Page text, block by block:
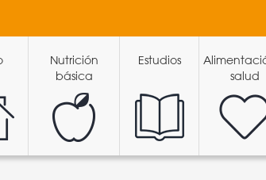
Nutrición
básica
Estudios
salud